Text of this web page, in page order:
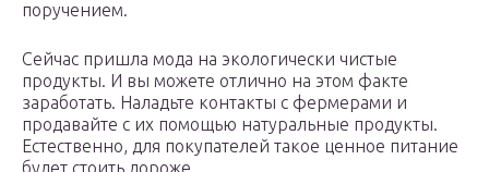
поручением.
Сейчас пришла мода на экологически чистые
продукты. И вы можете отлично на этом факте
заработать. Наладьте контакты с фермерами и
продавайте с их помощью натуральные продукты.
Естественно, для покупателей такое ценное питание
будет стоить дороже.